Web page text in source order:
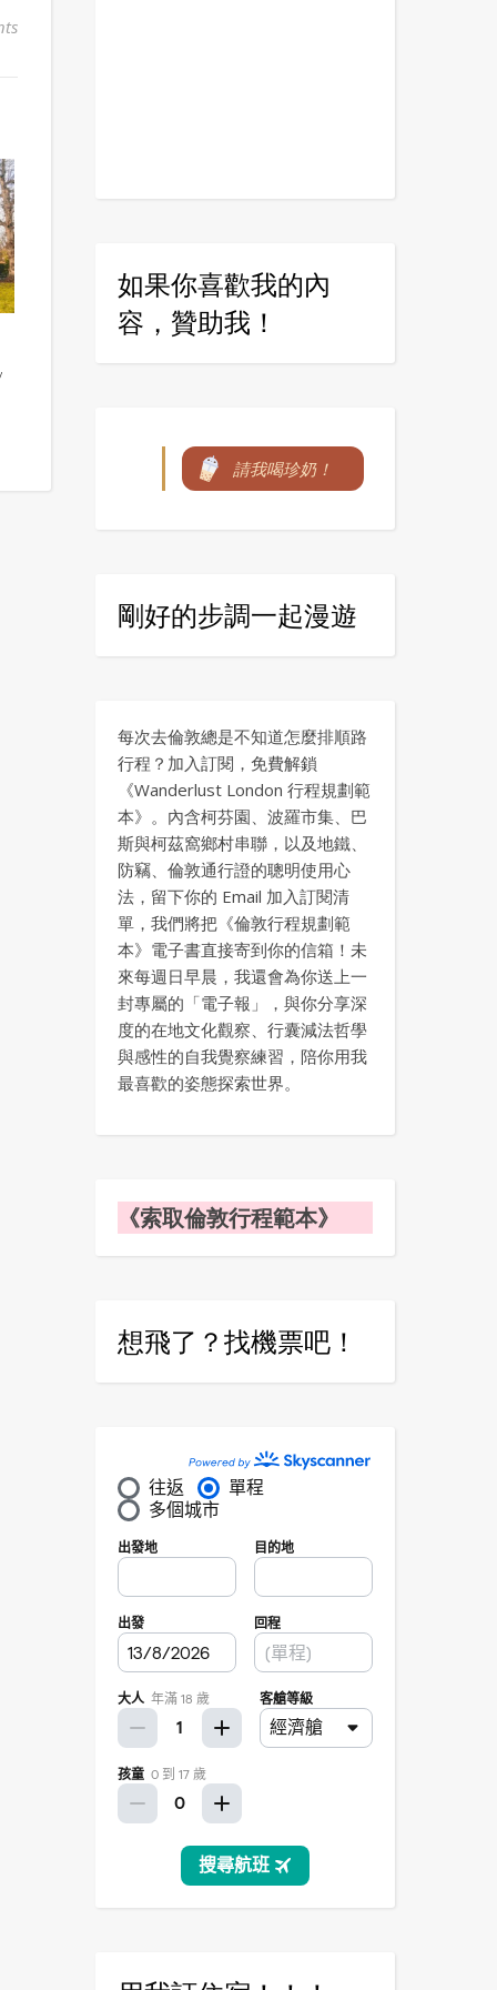
如果你喜歡我的內
容，贊助我！
請我喝珍奶！
剛好的步調一起漫遊
每次去倫敦總是不知道怎麼排順路
行程？加入訂閱，免費解鎖
《Wanderlust London 行程規劃範
本》。內含柯芬園、波羅市集、巴
斯與柯茲窩鄉村串聯，以及地鐵、
防竊、倫敦通行證的聰明使用心
法，留下你的 Email 加入訂閱清
單，我們將把《倫敦行程規劃範
本》電子書直接寄到你的信箱！未
來每週日早晨，我還會為你送上一
封專屬的「電子報」，與你分享深
度的在地文化觀察、行囊減法哲學
與感性的自我覺察練習，陪你用我
最喜歡的姿態探索世界。
《索取倫敦行程範本》
想飛了？找機票吧！